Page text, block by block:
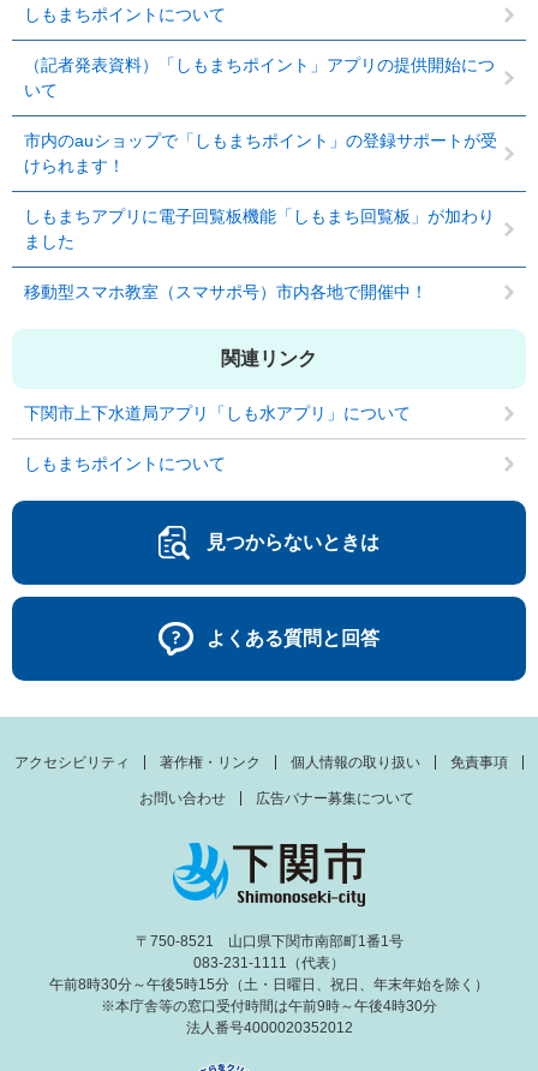
しもまちポイントについて
（記者発表資料）「しもまちポイント」アプリの提供開始につ
いて
市内のauショップで「しもまちポイント」の登録サポートが受
けられます！
しもまちアプリに電子回覧板機能「しもまち回覧板」が加わり
ました
移動型スマホ教室（スマサポ号）市内各地で開催中！
関連リンク
下関市上下水道局アプリ「しも水アプリ」について
しもまちポイントについて
見つからないときは
よくある質問と回答
アクセシビリティ 著作権・リンク 個人情報の取り扱い 免責事項
お問い合わせ 広告バナー募集について
〒750-8521 山口県下関市南部町1番1号
083-231-1111（代表）
午前8時30分～午後5時15分（土・日曜日、祝日、年末年始を除く）
※本庁舎等の窓口受付時間は午前9時～午後4時30分
法人番号4000020352012